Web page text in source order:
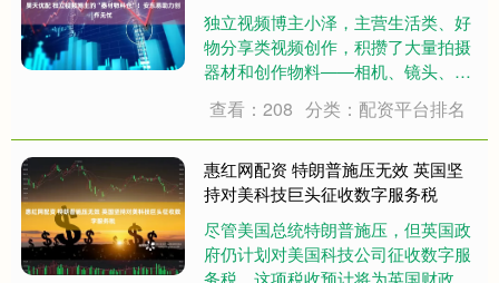
独立视频博主小泽，主营生活类、好
物分享类视频创作，积攒了大量拍摄
器材和创作物料——相机、镜头、三
摄背景布、道具、剪辑用笔记本电脑
等。这些器材和物料是他开展创作的
核心，且部分器材精密、价格昂贵，
但存储问题让他备....
查看：208 分类：配资平台排名
惠红网配资 特朗普施压无效 英国坚
持对美科技巨头征收数字服务税
尽管美国总统特朗普施压，但英国政
府仍计划对美国科技公司征收数字服
务税，这项税收预计将为英国财政部